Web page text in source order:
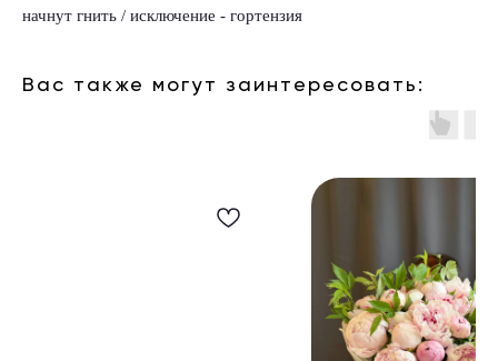
начнут гнить / исключение - гортензия
Вас также могут заинтересовать: